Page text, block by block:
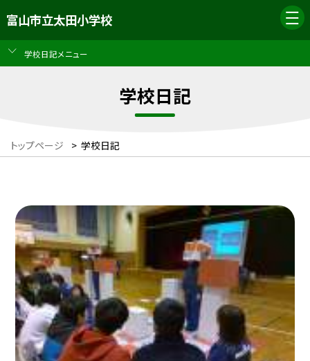
富山市立太田小学校
学校日記メニュー
学校日記
トップページ > 学校日記